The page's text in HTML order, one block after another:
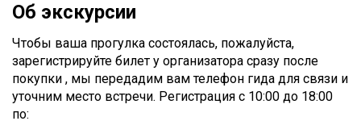
Об экскурсии
Чтобы ваша прогулка состоялась, пожалуйста,
зарегистрируйте билет у организатора сразу после
покупки , мы передадим вам телефон гида для связи и
уточним место встречи. Регистрация с 10:00 до 18:00
по: